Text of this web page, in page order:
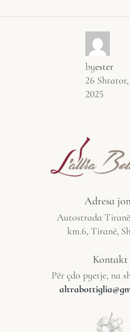
byester
26 Shtator,
2025
Adresa
Autostrada
km.6, Tiranë,
Kontakt
Për çdo pyetje, na